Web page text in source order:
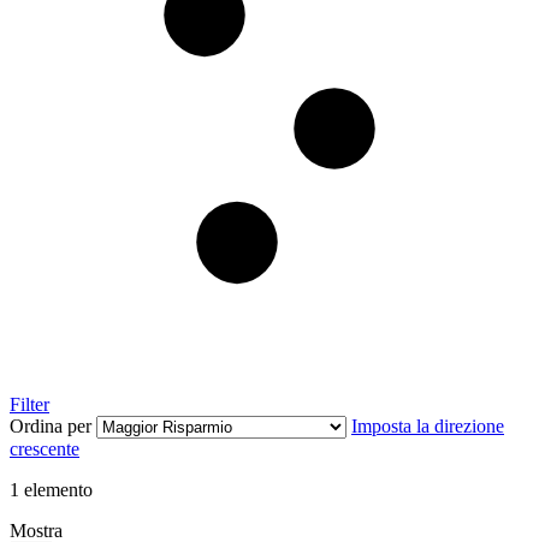
Filter
Ordina per
Imposta la direzione
crescente
1 elemento
Mostra